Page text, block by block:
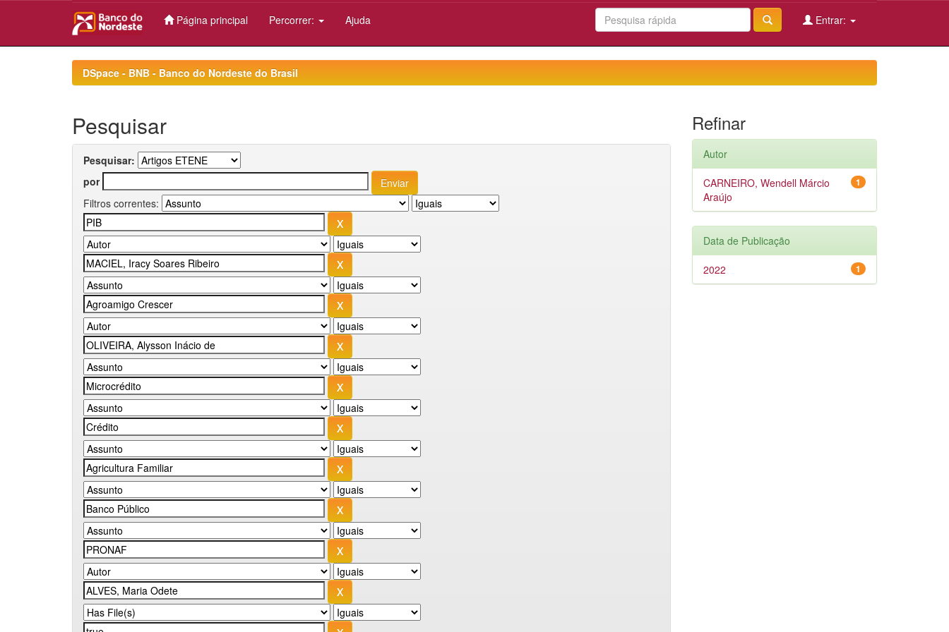
Página principal Percorrer: Ajuda Entrar:
DSpace - BNB - Banco do Nordeste do Brasil
Pesquisar
Pesquisar:
por
Filtros correntes:
Refinar
Autor
1
CARNEIRO, Wendell Márcio
Araújo
Data de Publicação
1
2022